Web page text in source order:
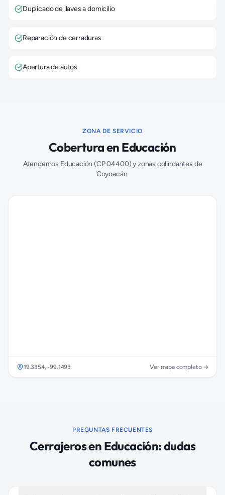
Duplicado de llaves a domicilio
Reparación de cerraduras
Apertura de autos
ZONA DE SERVICIO
Cobertura en Educación
Atendemos Educación (CP04400) y zonas colindantes de
Coyoacán.
19.3354,-99.1493 Ver mapa completo →
PREGUNTAS FRECUENTES
Cerrajerosen Educación: dudas
comunes